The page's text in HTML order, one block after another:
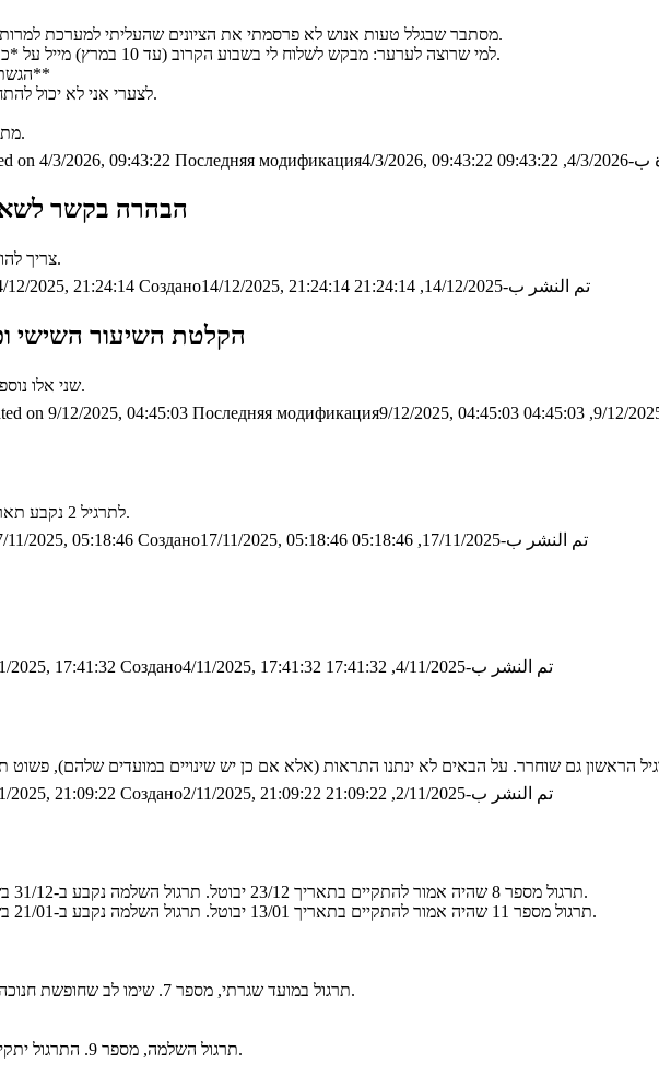
מסתבר שבגלל טעות אנוש לא פרסמתי את הציונים שהעליתי למערכת למרות שמשובים הוחזרו לפני שבועיים. פרסמתי עכשיו.
למי שרוצה לערער: מבקש לשלוח לי בשבוע הקרוב (עד 10 במרץ) מייל על *כוונה* לערער ולציין באילו שאלות הערעור יעסוק.
**הגשת הערעור המפורט יכולה להיות מאוחרת יותר**
לצערי אני לא יכול להתחייב על מועד לבדיקה של הערעורים ככל שיוגשו.
מתנצל על הטעות שלי ועל האי-נוחות שנבעה ממנה.
on 4/3/2026, 09:43:22 Последняя модификация4/3/2026, 09:43:22
הבהרה בקשר
צריך להוכיח את המבוקש לכל אפסילון קבוע גדול מ-אפס.
12/2025, 21:24:14 Создано14/12/2025, 21:24:14 تم النشر ب-14/12/2025, 21:24:14
הקלטת השיעור השישי
שני אלו נוספו למקומות המתאימים באתר. סליחה על העיכוב.
on 9/12/2025, 04:45:03 Последняя модификация9/12/2025, 04:45:03
לתרגיל 2 נקבע תאריך שחרור צפוי שאינו קיים בלוח... זה תוקן עתה.
11/2025, 05:18:46 Создано17/11/2025, 05:18:46 تم النشر ب-17/11/2025, 05:18:46
2025, 17:41:32 Создано4/11/2025, 17:41:32 تم النشر ب-4/11/2025, 17:41:32
2025, 21:09:22 Создано2/11/2025, 21:09:22 تم النشر ب-2/11/2025, 21:09:22
תרגול מספר 8 שהיה אמור להתקיים בתאריך 23/12 יבוטל. תרגול השלמה נקבע ב-31/12 בשעות 12:30-14:30 (צהרי יום ד) בכיתה טאוב 3.
תרגול מספר 11 שהיה אמור להתקיים בתאריך 13/01 יבוטל. תרגול השלמה נקבע ב-21/01 בשעות 12:30-14:30 (צהרי יום ד) בכיתה טאוב 9.
16/12 - תרגול במועד שגרתי, מספר 7. שימו לב שחופשת חנוכה מתחילה רק למחרת למרות שזה נר שני.
31/12 - תרגול השלמה, מספר 9. התרגול יתקיים בטאוב 3 ולא בכיתת התרגול הרגילה.